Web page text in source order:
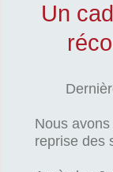
Un
Nous
reprise des